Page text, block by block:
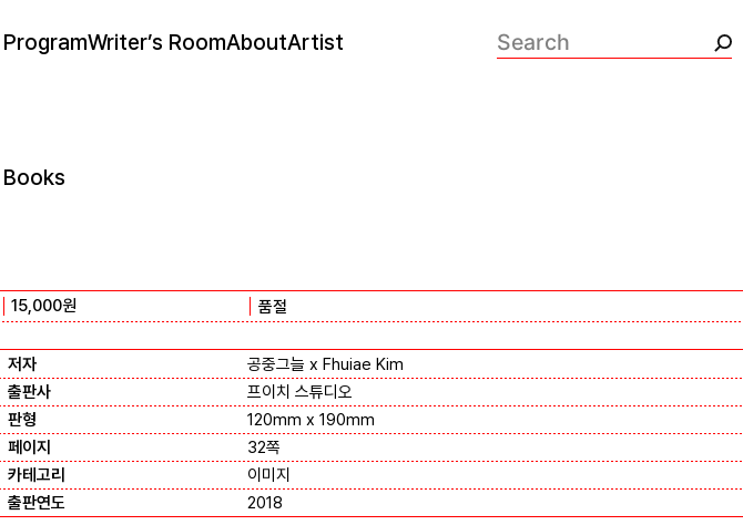
ProgramWriter’s RoomAboutArtist 검색:
Books
15,000원 품절
저자
공중그늘 x Fhuiae Kim
출판사
프이치 스튜디오
판형
120mm x 190mm
페이지
32쪽
카테고리
이미지
출판연도
2018